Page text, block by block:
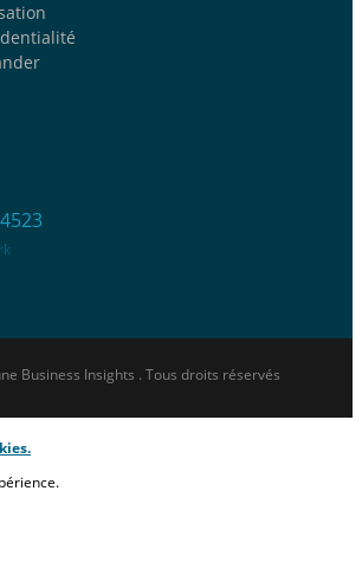
Business Insights . Tous droits réservés